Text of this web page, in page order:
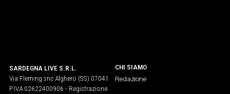
EVENTI
STORIE
SARDEGNA LIVE S.R.L.
Via Fleming snc Alghero (SS) 07041
P.IVA 02622400906 - Registrazione
CHI SIAMO
Redazione